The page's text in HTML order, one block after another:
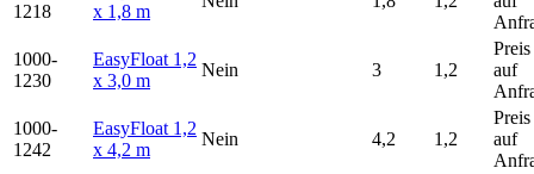
1218
x 1,8 m
1000-
1230
EasyFloat 1,2
x 3,0 m
Nein 3 1,2
Preis
auf
1000-
1242
EasyFloat 1,2
x 4,2 m
Nein 4,2 1,2
Preis
auf